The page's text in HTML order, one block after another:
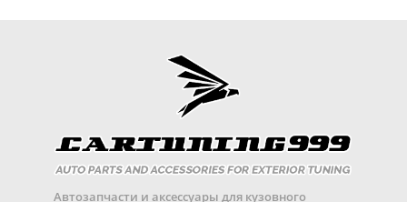
Автозапчасти и аксессуары для кузовного